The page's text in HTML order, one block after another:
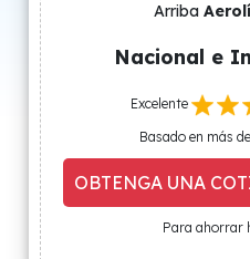
Arriba
Nacional e
Excelente
Basado en más
OBTENGA UNA
Para ahorrar